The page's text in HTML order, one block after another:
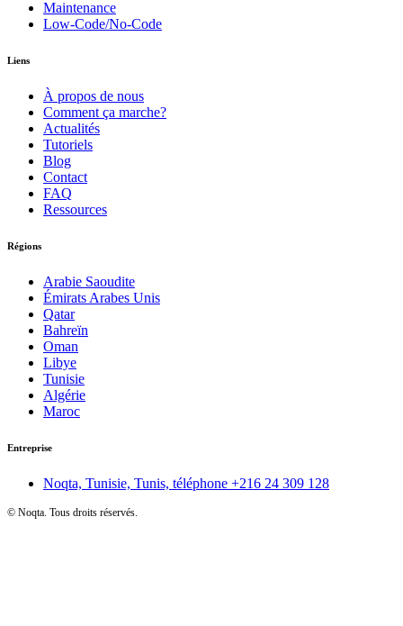
Maintenance
Low-Code/No-Code
Liens
À propos de nous
Comment ça marche?
Actualités
Tutoriels
Blog
Contact
FAQ
Ressources
Régions
Arabie Saoudite
Émirats Arabes Unis
Qatar
Bahreïn
Oman
Libye
Tunisie
Algérie
Maroc
Entreprise
Noqta, Tunisie, Tunis, téléphone +216 24 309 128
© Noqta. Tous droits réservés.